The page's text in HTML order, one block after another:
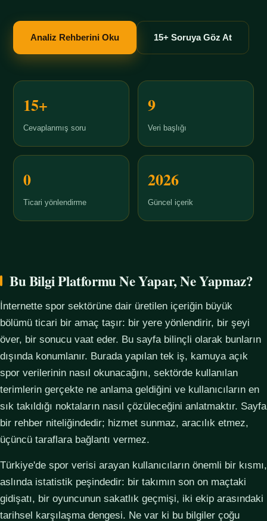
Analiz Rehberini Oku 15+ Soruya Göz At
15+
Cevaplanmış soru
9
Veri başlığı
0
Ticari yönlendirme
2026
Güncel içerik
Bu Bilgi Platformu Ne Yapar, Ne Yapmaz?
İnternette spor sektörüne dair üretilen içeriğin büyük
bölümü ticari bir amaç taşır: bir yere yönlendirir, bir şeyi
över, bir sonucu vaat eder. Bu sayfa bilinçli olarak bunların
dışında konumlanır. Burada yapılan tek iş, kamuya açık
spor verilerinin nasıl okunacağını, sektörde kullanılan
terimlerin gerçekte ne anlama geldiğini ve kullanıcıların en
sık takıldığı noktaların nasıl çözüleceğini anlatmaktır. Sayfa
bir rehber niteliğindedir; hizmet sunmaz, aracılık etmez,
üçüncü taraflara bağlantı vermez.
Türkiye'de spor verisi arayan kullanıcıların önemli bir kısmı,
aslında istatistik peşindedir: bir takımın son on maçtaki
gidişatı, bir oyuncunun sakatlık geçmişi, iki ekip arasındaki
tarihsel karşılaşma dengesi. Ne var ki bu bilgiler çoğu